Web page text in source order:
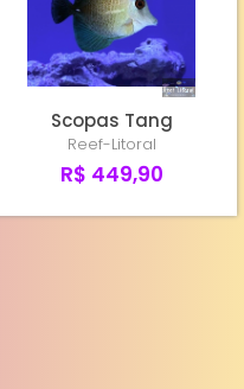
Scopas Tang
Reef-Litoral
R$ 449,90